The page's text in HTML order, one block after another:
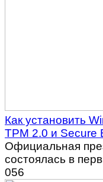
Как установить
TPM 2.0 и Secure
Официальная
состоялась в
056